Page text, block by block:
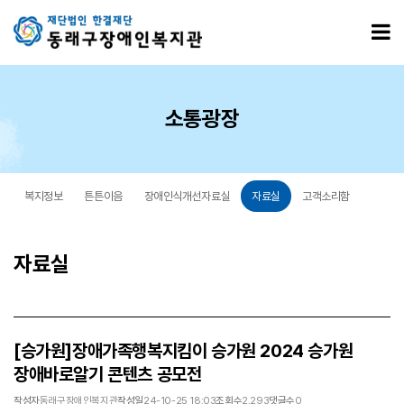
소통광장
복지정보 튼튼이음 장애인식개선자료실 자료실 고객소리함
자료실
[승가원]장애가족행복지킴이 승가원 2024 승가원
장애바로알기 콘텐츠 공모전
작성자동래구장애인복지관작성일24-10-25 18:03조회수2,293댓글수0